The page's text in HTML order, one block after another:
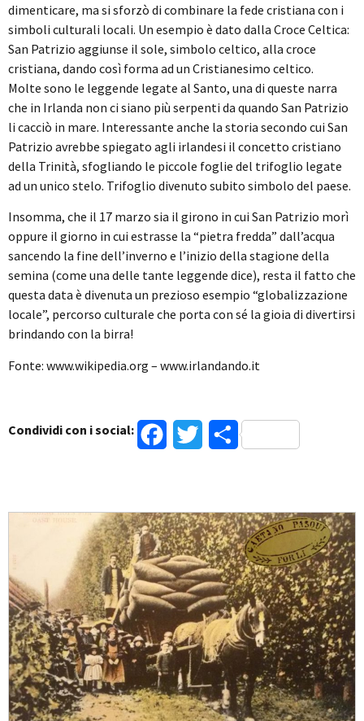
dimenticare, ma si sforzò di combinare la fede cristiana con i
simboli culturali locali. Un esempio è dato dalla Croce Celtica:
San Patrizio aggiunse il sole, simbolo celtico, alla croce
cristiana, dando così forma ad un Cristianesimo celtico.
Molte sono le leggende legate al Santo, una di queste narra
che in Irlanda non ci siano più serpenti da quando San Patrizio
li cacciò in mare. Interessante anche la storia secondo cui San
Patrizio avrebbe spiegato agli irlandesi il concetto cristiano
della Trinità, sfogliando le piccole foglie del trifoglio legate
ad un unico stelo. Trifoglio divenuto subito simbolo del paese.
Insomma, che il 17 marzo sia il girono in cui San Patrizio morì
oppure il giorno in cui estrasse la “pietra fredda” dall’acqua
sancendo la fine dell’inverno e l’inizio della stagione della
semina (come una delle tante leggende dice), resta il fatto che
questa data è divenuta un prezioso esempio “globalizzazione
locale”, percorso culturale che porta con sé la gioia di divertirsi
brindando con la birra!
Fonte: www.wikipedia.org – www.irlandando.it
Condividi con i social: FacebookTwitterCondividi